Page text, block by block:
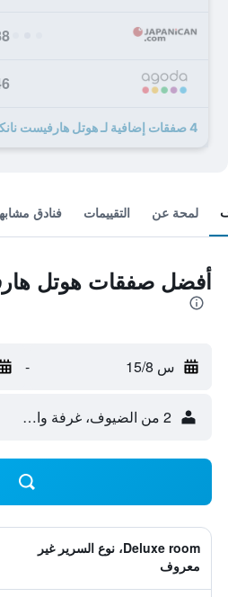
4 صفقات إضافية لـ هوتل هارفيست نانكيتانابيه
لمحة عن التقييمات فنادق
أفضل صفقات هوتل
س 15/8 -
2 من الضيوف، غرفة واحدة
Deluxe room، نوع السرير غير
معروف